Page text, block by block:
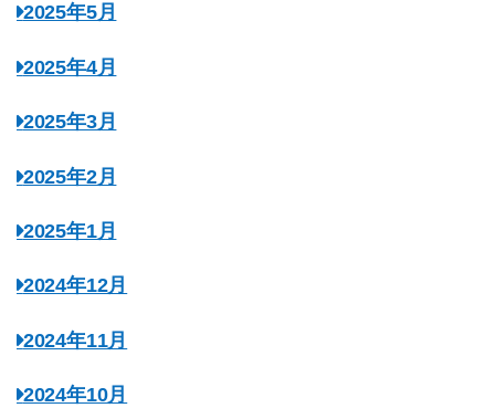
2025年5月
2025年4月
2025年3月
2025年2月
2025年1月
2024年12月
2024年11月
2024年10月